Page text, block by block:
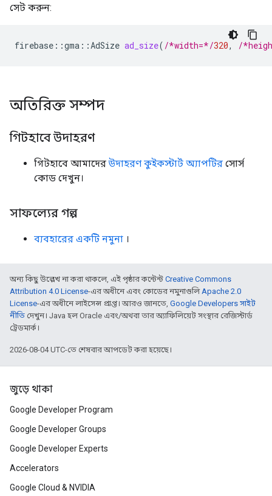
সেট করুন:
firebase ::gma ::AdSize ad_size( /*width=*/320, /
অতিরিক্ত সম্পদ
গিটহাবে উদাহরণ
গিটহাবে আমাদেরউদাহরণ কুইকস্টার্ট অ্যাপটির সোর্স
কোড দেখুন।
সাফল্যের গল্প
ব্যবহারের একটি নমুনা ।
অন্য কিছু উল্লেখ না করা থাকলে, এই পৃষ্ঠার কন্টেন্ট Creative Commons
Attribution 4.0 License-এর অধীনে এবং কোডের নমুনাগুলিApache 2.0
License-এর অধীনে লাইসেন্স প্রাপ্ত। আরও জানতে, Google Developers সাইট
নীতি দেখুন। Java হল Oracle এবং/অথবা তার অ্যাফিলিয়েট সংস্থার রেজিস্টার্ড
ট্রেডমার্ক।
2026-08-04 UTC-তে শেষবার আপডেট করা হয়েছে।
জুড়ে থাকা
Google Developer Program
Google Developer Groups
Google Developer Experts
Accelerators
Google Cloud & NVIDIA